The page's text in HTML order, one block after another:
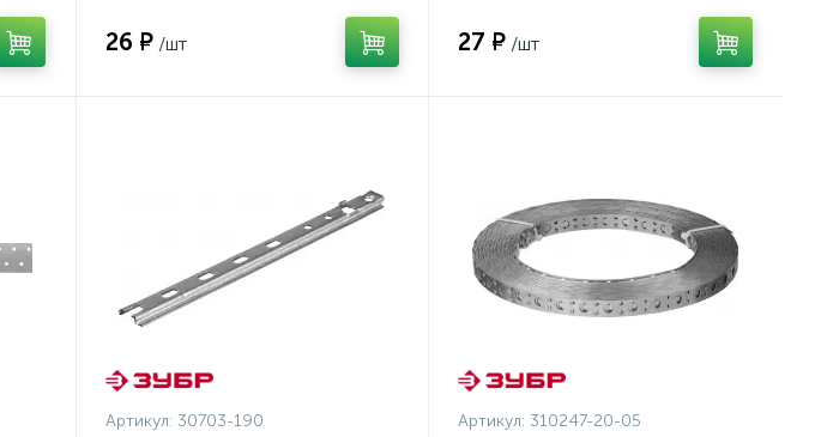
26 ₽ /шт 27 ₽ /шт
Артикул: 30703-190 Артикул: 310247-20-05